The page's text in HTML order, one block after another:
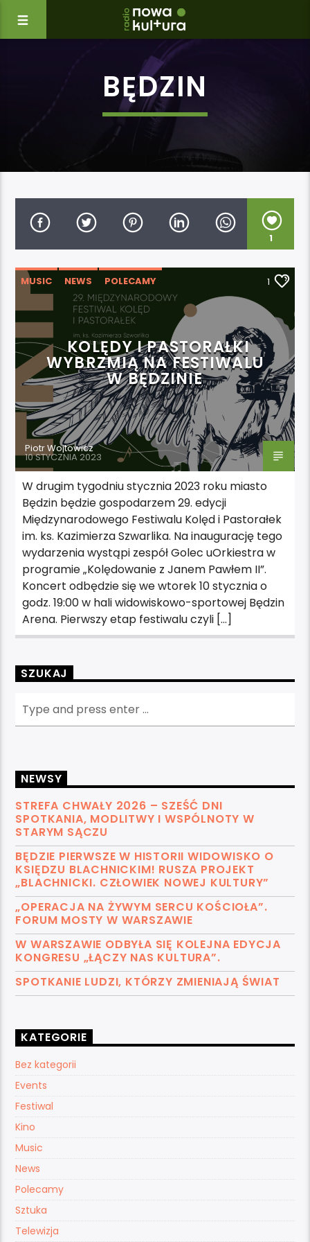
BĘDZIN
1
MUSIC NEWS
POLECAMY
WYDARZENIA
1
KOLĘDY I PASTORAŁKI
WYBRZMIĄ NA FESTIWALU
W BĘDZINIE
Piotr Wojtowicz
10 STYCZNIA 2023
W drugim tygodniu stycznia 2023 roku miasto
Będzin będzie gospodarzem 29. edycji
Międzynarodowego Festiwalu Kolęd i Pastorałek
im. ks. Kazimierza Szwarlika. Na inaugurację tego
wydarzenia wystąpi zespół Golec uOrkiestra w
programie „Kolędowanie z Janem Pawłem II”.
Koncert odbędzie się we wtorek 10 stycznia o
godz. 19:00 w hali widowiskowo-sportowej Będzin
Arena. Pierwszy etap festiwalu czyli […]
SZUKAJ
NEWSY
STREFA CHWAŁY 2026 – SZEŚĆ DNI
SPOTKANIA, MODLITWY I WSPÓLNOTY W
STARYM SĄCZU
BĘDZIE PIERWSZE W HISTORII WIDOWISKO O
KSIĘDZU BLACHNICKIM! RUSZA PROJEKT
„BLACHNICKI. CZŁOWIEK NOWEJ KULTURY”
„OPERACJA NA ŻYWYM SERCU KOŚCIOŁA”.
FORUM MOSTY W WARSZAWIE
W WARSZAWIE ODBYŁA SIĘ KOLEJNA EDYCJA
KONGRESU „ŁĄCZY NAS KULTURA”.
SPOTKANIE LUDZI, KTÓRZY ZMIENIAJĄ ŚWIAT
KATEGORIE
Bez kategorii
Events
Festiwal
Kino
Music
News
Polecamy
Sztuka
Telewizja